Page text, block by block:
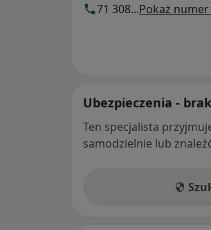
71 308...Pokaż
Ubezpieczenia -
Ten specjalista
samodzielnie lub